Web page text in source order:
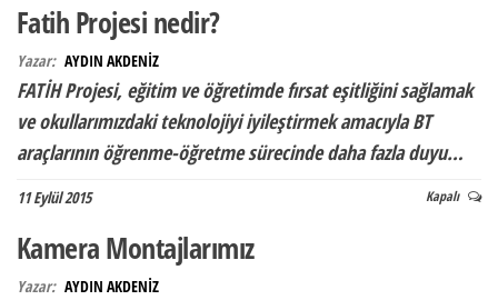
Fatih Projesi nedir?
Yazar: AYDIN AKDENİZ
FATİH Projesi, eğitim ve öğretimde fırsat eşitliğini sağlamak
ve okullarımızdaki teknolojiyi iyileştirmek amacıyla BT
araçlarının öğrenme-öğretme sürecinde daha fazla duyu…
11 Eylül 2015 Kapalı
Kamera Montajlarımız
Yazar: AYDIN AKDENİZ